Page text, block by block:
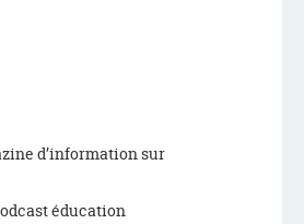
d’information sur
éducation